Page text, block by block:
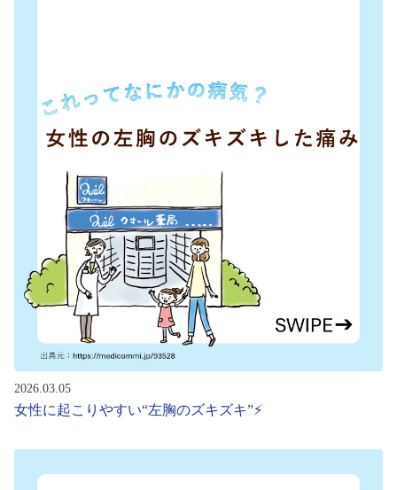
2026.03.05
女性に起こりやすい“左胸のズキズキ”⚡